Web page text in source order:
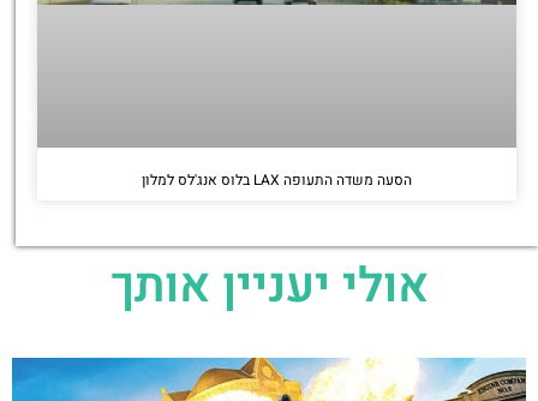
הסעה משדה התעופה LAX בלוס אנג'לס למלון
אולי יעניין אותך